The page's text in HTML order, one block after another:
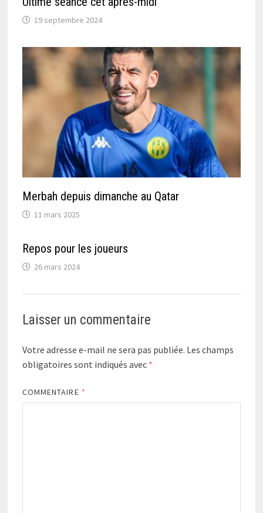
19 septembre 2024
Merbah depuis dimanche au Qatar
11 mars 2025
Repos pour les joueurs
26 mars 2024
Laisser un commentaire
Votre adresse e-mail ne sera pas publiée. Les champs
obligatoires sont indiqués avec *
COMMENTAIRE *